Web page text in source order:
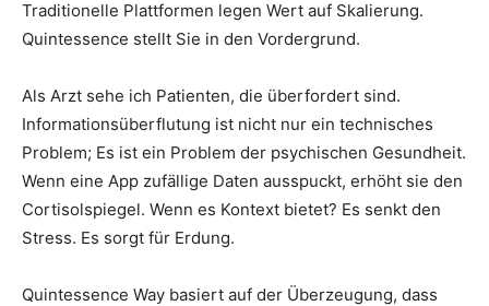
Traditionelle Plattformen legen Wert auf Skalierung.
Quintessence stellt Sie in den Vordergrund.
Als Arzt sehe ich Patienten, die überfordert sind.
Informationsüberflutung ist nicht nur ein technisches
Problem; Es ist ein Problem der psychischen Gesundheit.
Wenn eine App zufällige Daten ausspuckt, erhöht sie den
Cortisolspiegel. Wenn es Kontext bietet? Es senkt den
Stress. Es sorgt für Erdung.
Quintessence Way basiert auf der Überzeugung, dass